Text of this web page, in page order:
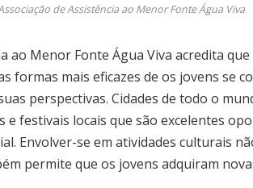
de Assistência ao Menor Fonte Água Viva
ao Menor Fonte Água Viva acredita
formas mais eficazes de os jovens se
perspectivas. Cidades de todo o
e festivais locais que são excelentes
Envolver-se em atividades culturais
permite que os jovens adquiram